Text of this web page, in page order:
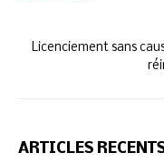
Licenciement sans
ARTICLES